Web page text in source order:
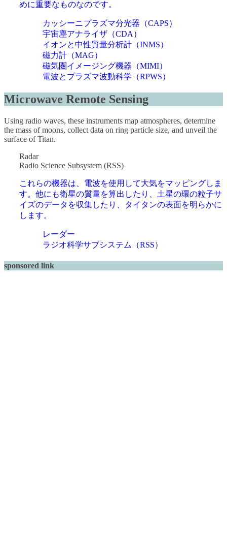
めに重要なものなのです。
カッシーニプラズマ分光器（CAPS）
宇宙塵アナライザ（CDA）
イオンと中性質量分析計（INMS）
磁力計（MAG）
磁気圏イメージング機器（MIMI）
電波とプラズマ波動科学（RPWS）
Microwave Remote Sensing
Using radio waves, these instruments map atmospheres, determine
the mass of moons, collect data on ring particle size, and unveil the
surface of Titan.
Radar
Radio Science Subsystem (RSS)
これらの機器は、電波を使用して大気をマッピングしま
す。他にも衛星の質量を算出したり、土星の環の粒子サ
イズのデータを収集したり、タイタンの表面を明らかに
します。
レーダー
ラジオ科学サブシステム（RSS）
sponsored link